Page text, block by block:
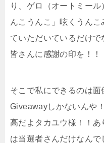
り、ゲロ（オートミー
んこうんこ」呟くうん
ていただいているだけ
皆さんに感謝の印を！！
そこで私にできるのは
Giveawayしかないんや
高だよタカユウ様！！
は当選者さんだけなんで